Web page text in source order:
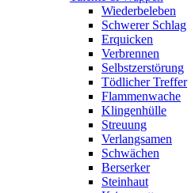
Wiederbeleben
Schwerer Schlag
Erquicken
Verbrennen
Selbstzerstörung
Tödlicher Treffer
Flammenwache
Klingenhülle
Streuung
Verlangsamen
Schwächen
Berserker
Steinhaut